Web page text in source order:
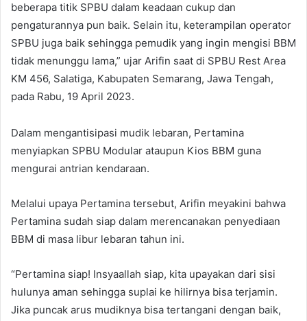
beberapa titik SPBU dalam keadaan cukup dan
pengaturannya pun baik. Selain itu, keterampilan operator
SPBU juga baik sehingga pemudik yang ingin mengisi BBM
tidak menunggu lama,” ujar Arifin saat di SPBU Rest Area
KM 456, Salatiga, Kabupaten Semarang, Jawa Tengah,
pada Rabu, 19 April 2023.
Dalam mengantisipasi mudik lebaran, Pertamina
menyiapkan SPBU Modular ataupun Kios BBM guna
mengurai antrian kendaraan.
Melalui upaya Pertamina tersebut, Arifin meyakini bahwa
Pertamina sudah siap dalam merencanakan penyediaan
BBM di masa libur lebaran tahun ini.
“Pertamina siap! Insyaallah siap, kita upayakan dari sisi
hulunya aman sehingga suplai ke hilirnya bisa terjamin.
Jika puncak arus mudiknya bisa tertangani dengan baik,